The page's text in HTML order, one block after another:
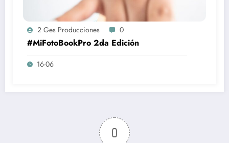
2 Ges Producciones 0
#MiFotoBookPro 2da Edición
16-06
0